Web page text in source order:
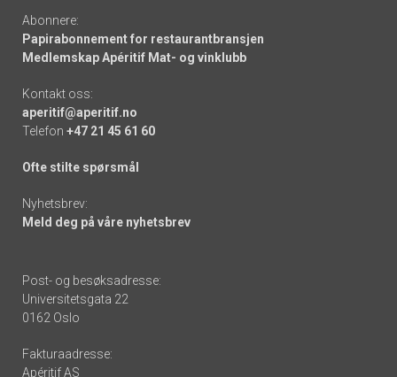
Abonnere:
Papirabonnement for restaurantbransjen
Medlemskap Apéritif Mat- og vinklubb
Kontakt oss:
aperitif@aperitif.no
Telefon +47 21 45 61 60
Ofte stilte spørsmål
Nyhetsbrev:
Meld deg på våre nyhetsbrev
Post- og besøksadresse:
Universitetsgata 22
0162 Oslo
Fakturaadresse:
Apéritif AS